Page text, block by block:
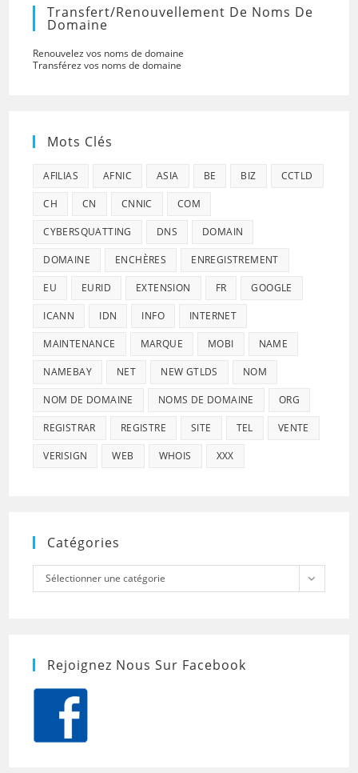
Transfert/renouvellement De Noms De
Domaine
Renouvelez vos noms de domaine
Transférez vos noms de domaine
Mots Clés
AFILIAS AFNIC ASIA BE BIZ CCTLD
CH CN CNNIC COM
CYBERSQUATTING DNS DOMAIN
DOMAINE ENCHÈRES ENREGISTREMENT
EU EURID EXTENSION FR GOOGLE
ICANN IDN INFO INTERNET
MAINTENANCE MARQUE MOBI NAME
NAMEBAY NET NEW GTLDS NOM
NOM DE DOMAINE NOMS DE DOMAINE ORG
REGISTRAR REGISTRE SITE TEL VENTE
VERISIGN WEB WHOIS XXX
Catégories
Catégories
Sélectionner une catégorie
Rejoignez Nous Sur Facebook